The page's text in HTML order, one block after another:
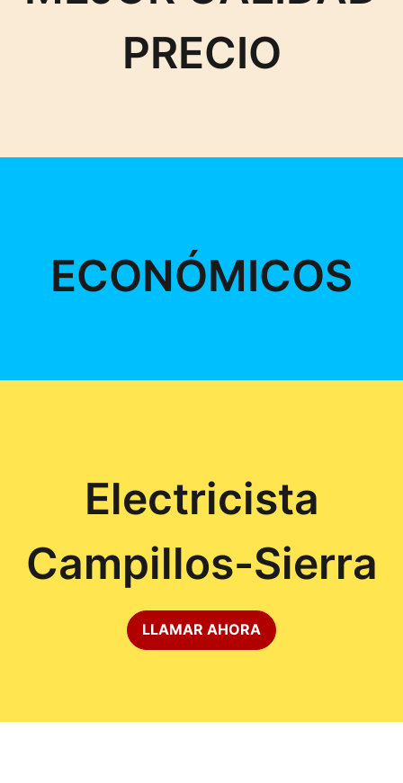
PRECIO
ECONÓMICOS
Electricista
Campillos-Sierra
LLAMAR AHORA